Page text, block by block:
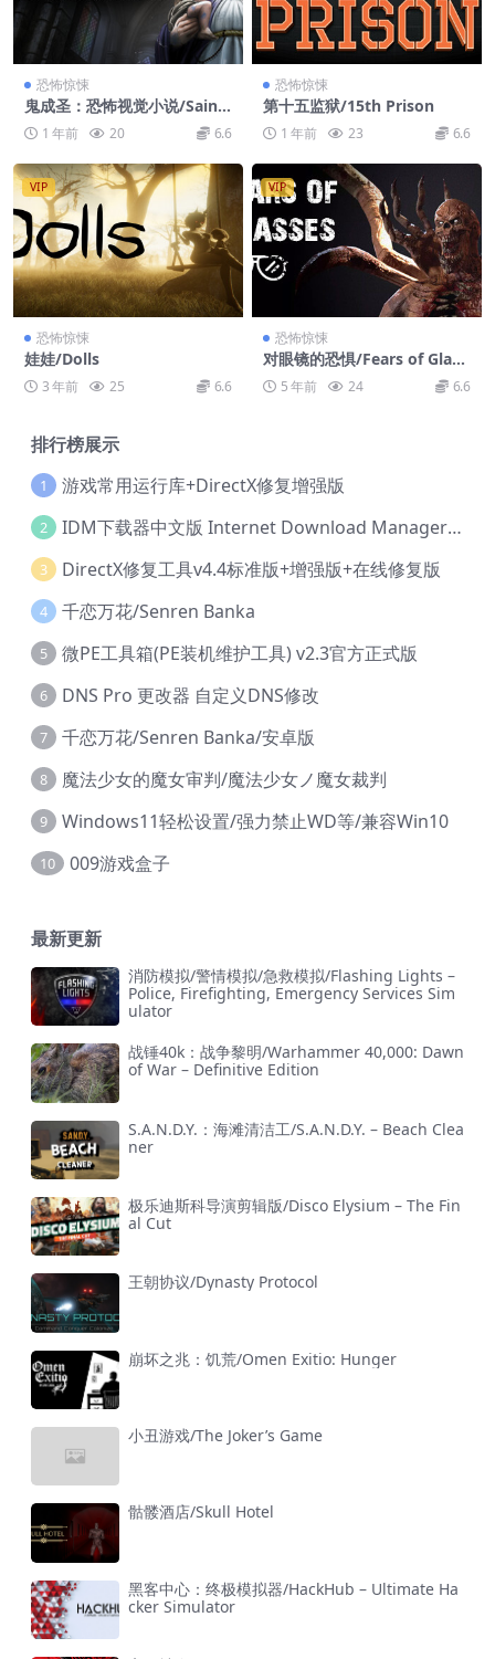
恐怖惊悚
鬼成圣：恐怖视觉小说/Saint
Maker – Horror Visual Nov
el 1 年前 20 6.6
恐怖惊悚
第十五监狱/15th Prison
1 年前 23 6.6
VIP
恐怖惊悚
娃娃/Dolls
3 年前 25 6.6
VIP
恐怖惊悚
对眼镜的恐惧/Fears of Glass
es o-o
5 年前 24 6.6
排行榜展示
1 游戏常用运行库+DirectX修复增强版
2 IDM下载器中文版 Internet Download Manager v6.42.36 IDM
3 DirectX修复工具v4.4标准版+增强版+在线修复版
4 千恋万花/Senren Banka
5 微PE工具箱(PE装机维护工具) v2.3官方正式版
6 DNS Pro 更改器 自定义DNS修改
7 千恋万花/Senren Banka/安卓版
8 魔法少女的魔女审判/魔法少女ノ魔女裁判
9 Windows11轻松设置/强力禁止WD等/兼容Win10
10 009游戏盒子
最新更新
消防模拟/警情模拟/急救模拟/Flashing Lights –
Police, Firefighting, Emergency Services Sim
ulator
战锤40k：战争黎明/Warhammer 40,000: Dawn
of War – Definitive Edition
S.A.N.D.Y.：海滩清洁工/S.A.N.D.Y. – Beach Clea
ner
极乐迪斯科导演剪辑版/Disco Elysium – The Fin
al Cut
王朝协议/Dynasty Protocol
崩坏之兆：饥荒/Omen Exitio: Hunger
小丑游戏/The Joker’s Game
骷髅酒店/Skull Hotel
黑客中心：终极模拟器/HackHub – Ultimate Ha
cker Simulator